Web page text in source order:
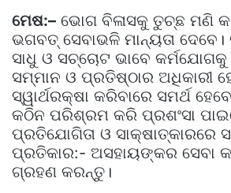
ମେଷ:– ଭୋଗ ବିଳାସକୁ ତୁଚ୍ଛ ମଣି
ଭଗବତ୍ ସେବାଭଳି ମାନ୍ୟତା ଦେବେ।
ସାଧୁ ଓ ସଚ୍ଚୋଟ ଭାବେ
ସମ୍ମାନ ଓ ପ୍ରତିଷ୍ଠାର ଅଧିକାରୀ
ସ୍ୱାର୍ଥରକ୍ଷା କରିବାରେ ସମର୍ଥ
କଠିନ ପରିଶ୍ରମ କରି ପ୍ରଶଂସା
ପ୍ରତିଯୋଗିତା ଓ ସାକ୍ଷାତ୍କାରରେ
ପ୍ରତିକାର:- ଅସହାୟଙ୍କର ସେବା
ଗ୍ରହଣ କରନ୍ତୁ।